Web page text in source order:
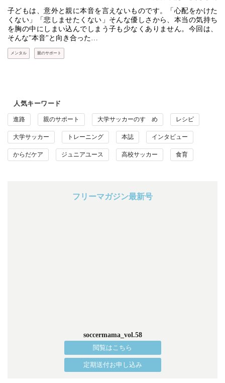
子どもは、意外と親に本音を言えないものです。「心配をかけた
くない」「悲しませたくない」そんな優しさから、本当の気持ち
を胸の中にしまい込んでしまう子も少なくありません。今回は、
そんな"本音"と向き合った…
メンタル 親のサポート
人気キーワード
進路 親のサポート 大学サッカーのすゝめ レシピ
大学サッカー トレーニング 本誌 インタビュー
からだケア ジュニアユース 高校サッカー 食育
フリーマガジン最新号
soccermama_vol.58
閲覧はこちら
定期送付お申し込み